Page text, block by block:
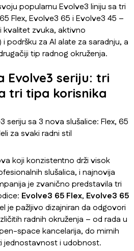
popularnu Evolve3 liniju sa tri
Flex, Evolve3 65 i Evolve3 45 –
kvalitet zvuka, aktivno
podršku za AI alate za saradnju, a
tip radnog okruženja.
Evolve3 seriju: tri
tri tipa korisnika
koji konzistentno drži visok
slušalica, i najnovija
je zvanično predstavila tri
Evolve3 65 Flex, Evolve3 65
je pažljivo dizajniran da odgovori
radnih okruženja – od rada u
space kancelarija, do mirnih
jednostavnost i udobnost.